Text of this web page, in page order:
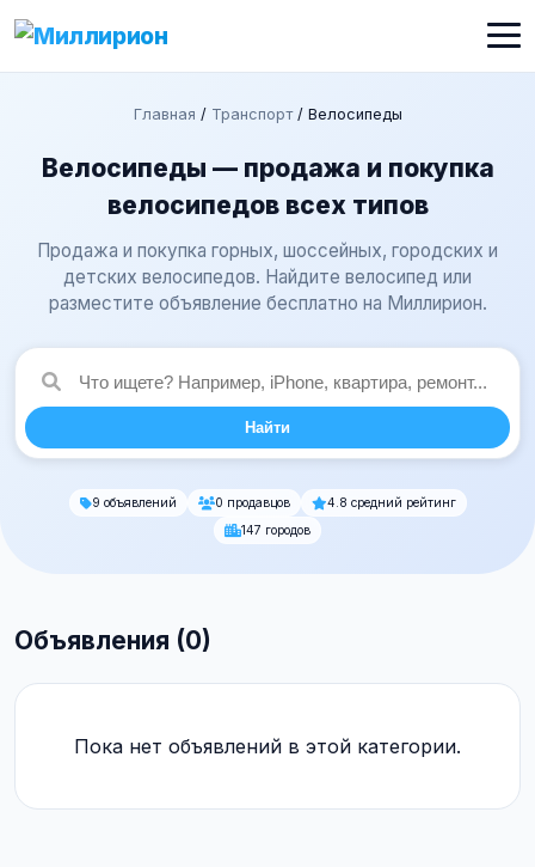
Главная / Транспорт/ Велосипеды
Велосипеды — продажа и покупка
велосипедов всех типов
Продажа и покупка горных, шоссейных, городских и
детских велосипедов. Найдите велосипед или
разместите объявление бесплатно на Миллирион.
Найти
9 объявлений 0 продавцов
4.8 средний рейтинг
147 городов
Объявления (0)
Пока нет объявлений в этой категории.